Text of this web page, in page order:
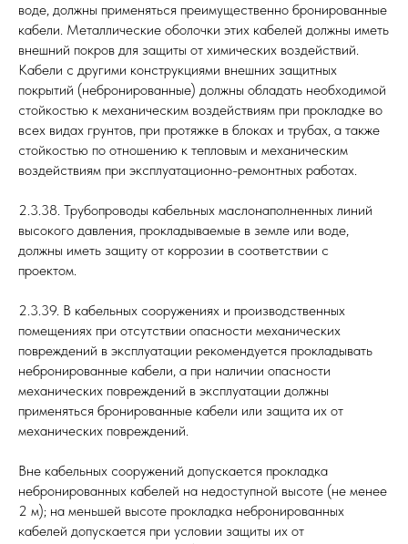
воде, должны применяться преимущественно бронированные
кабели. Металлические оболочки этих кабелей должны иметь
внешний покров для защиты от химических воздействий.
Кабели с другими конструкциями внешних защитных
покрытий (небронированные) должны обладать необходимой
стойкостью к механическим воздействиям при прокладке во
всех видах грунтов, при протяжке в блоках и трубах, а также
стойкостью по отношению к тепловым и механическим
воздействиям при эксплуатационно-ремонтных работах.
2.3.38. Трубопроводы кабельных маслонаполненных линий
высокого давления, прокладываемые в земле или воде,
должны иметь защиту от коррозии в соответствии с
проектом.
2.3.39. В кабельных сооружениях и производственных
помещениях при отсутствии опасности механических
повреждений в эксплуатации рекомендуется прокладывать
небронированные кабели, а при наличии опасности
механических повреждений в эксплуатации должны
применяться бронированные кабели или защита их от
механических повреждений.
Вне кабельных сооружений допускается прокладка
небронированных кабелей на недоступной высоте (не менее
2 м); на меньшей высоте прокладка небронированных
кабелей допускается при условии защиты их от